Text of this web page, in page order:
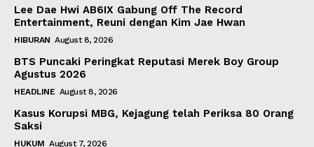
Lee Dae Hwi AB6IX Gabung Off The Record
Entertainment, Reuni dengan Kim Jae Hwan
HIBURAN August 8, 2026
BTS Puncaki Peringkat Reputasi Merek Boy Group
Agustus 2026
HEADLINE August 8, 2026
Kasus Korupsi MBG, Kejagung telah Periksa 80 Orang
Saksi
HUKUM August 7, 2026